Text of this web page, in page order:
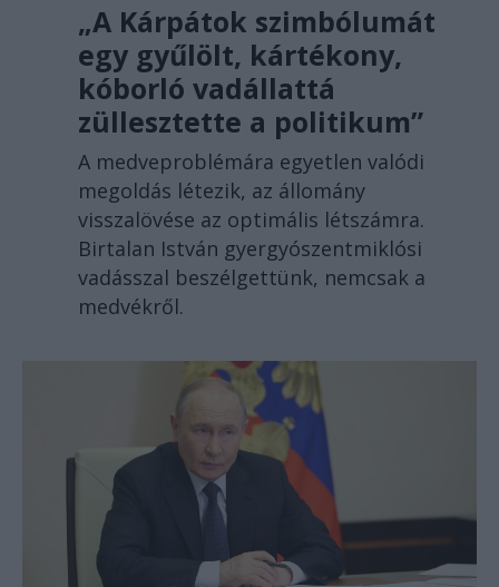
„A Kárpátok szimbólumát
egy gyűlölt, kártékony,
kóborló vadállattá
züllesztette a politikum”
A medveproblémára egyetlen valódi
megoldás létezik, az állomány
visszalövése az optimális létszámra.
Birtalan István gyergyószentmiklósi
vadásszal beszélgettünk, nemcsak a
medvékről.